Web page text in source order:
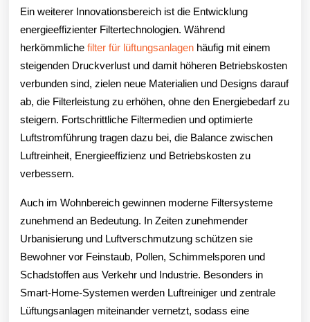
Ein weiterer Innovationsbereich ist die Entwicklung
energieeffizienter Filtertechnologien. Während
herkömmliche filter für lüftungsanlagen häufig mit einem
steigenden Druckverlust und damit höheren Betriebskosten
verbunden sind, zielen neue Materialien und Designs darauf
ab, die Filterleistung zu erhöhen, ohne den Energiebedarf zu
steigern. Fortschrittliche Filtermedien und optimierte
Luftstromführung tragen dazu bei, die Balance zwischen
Luftreinheit, Energieeffizienz und Betriebskosten zu
verbessern.
Auch im Wohnbereich gewinnen moderne Filtersysteme
zunehmend an Bedeutung. In Zeiten zunehmender
Urbanisierung und Luftverschmutzung schützen sie
Bewohner vor Feinstaub, Pollen, Schimmelsporen und
Schadstoffen aus Verkehr und Industrie. Besonders in
Smart-Home-Systemen werden Luftreiniger und zentrale
Lüftungsanlagen miteinander vernetzt, sodass eine